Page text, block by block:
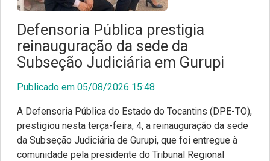
Defensoria Pública prestigia
reinauguração da sede da
Subseção Judiciária em Gurupi
Publicado em 05/08/2026 15:48
A Defensoria Pública do Estado do Tocantins (DPE-TO),
prestigiou nesta terça-feira, 4, a reinauguração da sede
da Subseção Judiciária de Gurupi, que foi entregue à
comunidade pela presidente do Tribunal Regional